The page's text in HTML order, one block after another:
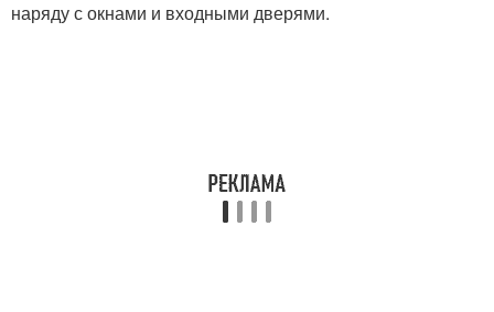
наряду с окнами и входными дверями.